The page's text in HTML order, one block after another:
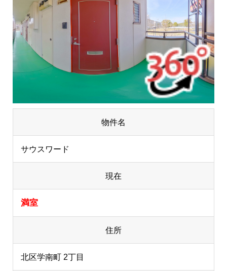
物件名
サウスワード
現在
満室
住所
北区学南町 2丁目